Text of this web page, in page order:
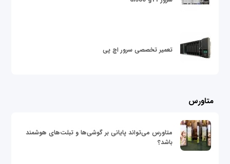
تعمیر تخصصی سرور اچ پی
متاورس
متاورس می‌تواند پایانی بر گوشی‌ها و تبلت‌های هوشمند
باشد؟